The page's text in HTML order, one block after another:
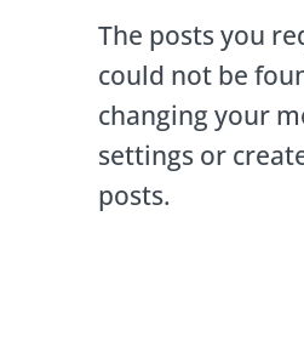
The posts you
could not be
changing your
settings or
posts.